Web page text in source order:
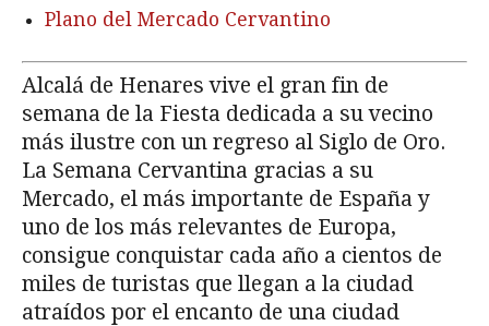
Plano del Mercado Cervantino
Alcalá de Henares vive el gran fin de
semana de la Fiesta dedicada a su vecino
más ilustre con un regreso al Siglo de Oro.
La Semana Cervantina gracias a su
Mercado, el más importante de España y
uno de los más relevantes de Europa,
consigue conquistar cada año a cientos de
miles de turistas que llegan a la ciudad
atraídos por el encanto de una ciudad